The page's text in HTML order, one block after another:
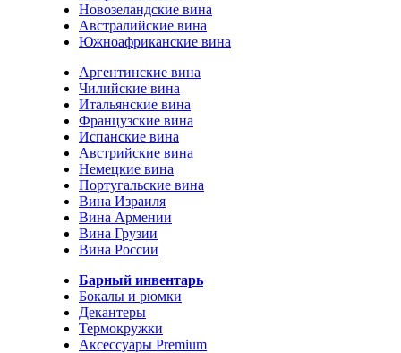
Новозеландские вина
Австралийские вина
Южноафриканские вина
Аргентинские вина
Чилийские вина
Итальянские вина
Французские вина
Испанские вина
Австрийские вина
Немецкие вина
Португальские вина
Вина Израиля
Вина Армении
Вина Грузии
Вина России
Барный инвентарь
Бокалы и рюмки
Декантеры
Термокружки
Аксессуары Premium